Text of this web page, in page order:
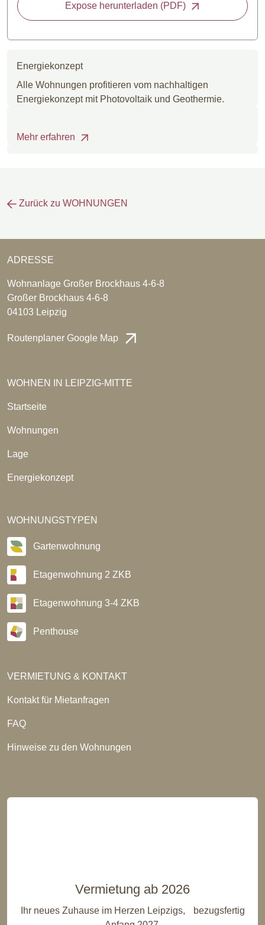
Expose herunterladen (PDF)
Energiekonzept
Alle Wohnungen profitieren vom nachhaltigen
Energiekonzept mit Photovoltaik und Geothermie.
Mehr erfahren
Zurück zu WOHNUNGEN
Vermietung ab 2026
Ihr neues Zuhause im Herzen Leipzigs, bezugsfertig
ADRESSE
Wohnanlage Großer Brockhaus 4-6-8
Großer Brockhaus 4-6-8
04103 Leipzig
Routenplaner Google Map
WOHNEN IN LEIPZIG-MITTE
Startseite
Wohnungen
Lage
Energiekonzept
WOHNUNGSTYPEN
Gartenwohnung
Etagenwohnung 2 ZKB
Etagenwohnung 3-4 ZKB
Penthouse
VERMIETUNG & KONTAKT
Kontakt für Mietanfragen
FAQ
Hinweise zu den Wohnungen